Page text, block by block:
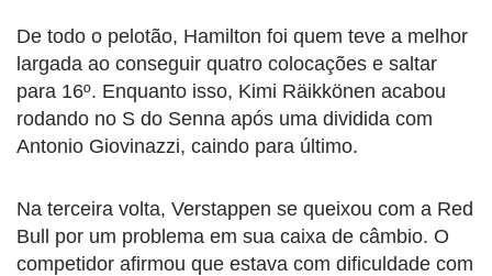
De todo o pelotão, Hamilton foi quem teve a melhor
largada ao conseguir quatro colocações e saltar
para 16º. Enquanto isso, Kimi Räikkönen acabou
rodando no S do Senna após uma dividida com
Antonio Giovinazzi, caindo para último.
Na terceira volta, Verstappen se queixou com a Red
Bull por um problema em sua caixa de câmbio. O
competidor afirmou que estava com dificuldade com